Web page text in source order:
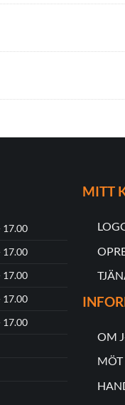
17.00
17.00
17.00
17.00
17.00
MITT
OM
MÖT